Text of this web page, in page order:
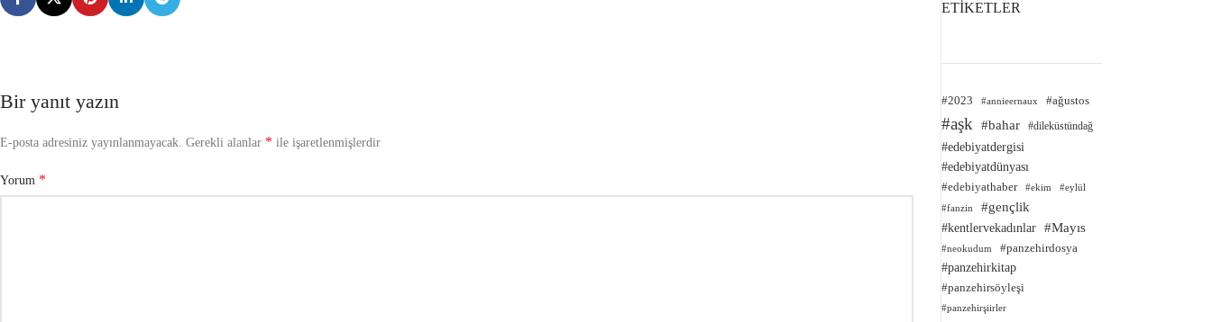
Bir yanıt yazın
E-posta adresiniz yayınlanmayacak. Gerekli alanlar * ile işaretlenmişlerdir
Yorum *
ETİKETLER
#2023 #annieernaux #ağustos
#aşk #bahar #dileküstündağ
#edebiyatdergisi
#edebiyatdünyası
#edebiyathaber #ekim #eylül
#fanzin
#gençlik
#kentlervekadınlar #Mayıs
#neokudum
#panzehirdosya
#panzehirkitap
#panzehirsöyleşi
#panzehirşiirler